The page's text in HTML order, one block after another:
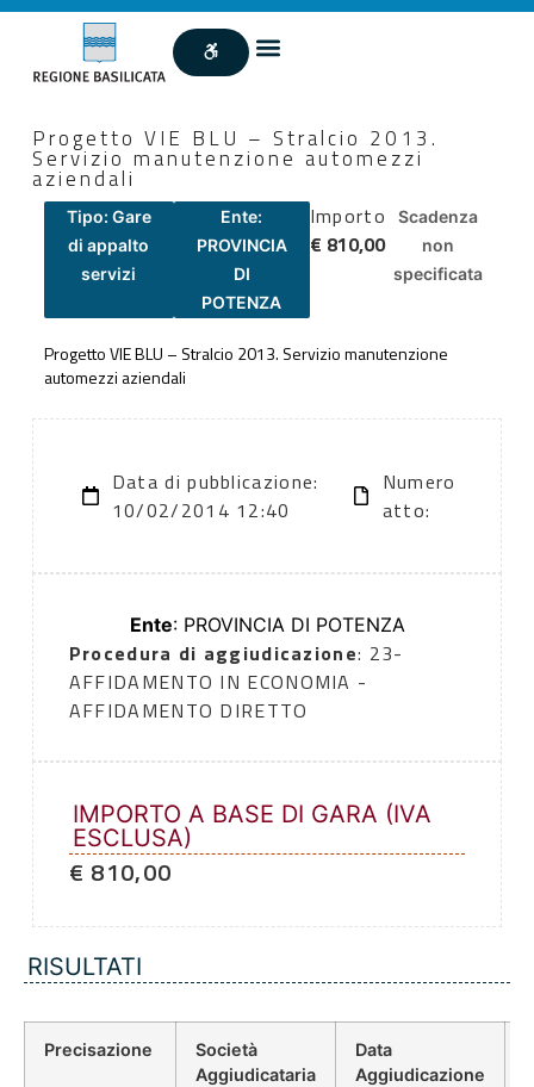
Progetto VIE BLU – Stralcio 2013.
Servizio manutenzione automezzi
aziendali
Tipo: Gare
di appalto
servizi
Ente:
PROVINCIA
DI
POTENZA
Importo
€ 810,00
Scadenza
non
specificata
Progetto VIE BLU – Stralcio 2013. Servizio manutenzione
automezzi aziendali
Data di pubblicazione:
10/02/2014 12:40
Numero
atto:
Ente: PROVINCIA DI POTENZA
Procedura di aggiudicazione: 23-
AFFIDAMENTO IN ECONOMIA -
AFFIDAMENTO DIRETTO
IMPORTO A BASE DI GARA (IVA
ESCLUSA)
€ 810,00
RISULTATI
Precisazione
Società
Aggiudicataria
Data
Aggiudicazione